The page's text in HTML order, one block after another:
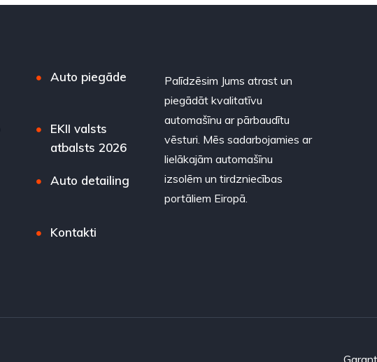
Auto piegāde
EKII valsts
atbalsts 2026
Auto detailing
Kontakti
Palīdzēsim Jums atrast un
piegādāt kvalitatīvu
automašīnu ar pārbaudītu
vēsturi. Mēs sadarbojamies ar
lielākajām automašīnu
izsolēm un tirdzniecības
portāliem Eiropā.